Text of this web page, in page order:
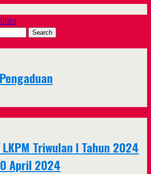
Triwulan I Tahun 2024
April 2024